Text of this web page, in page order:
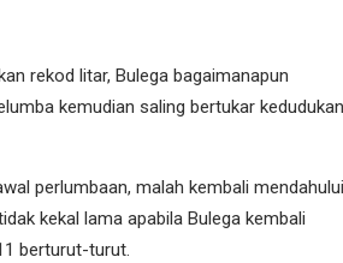
rekod litar, Bulega bagaimanapun
kemudian saling bertukar kedudukan
perlumbaan, malah kembali mendahului
kekal lama apabila Bulega kembali
berturut-turut.